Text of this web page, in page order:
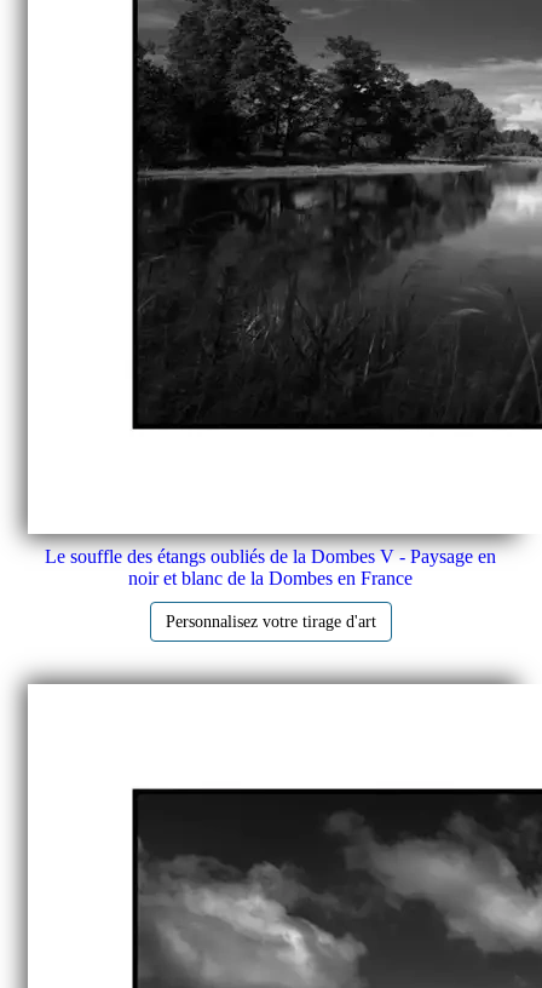
Le souffle des étangs oubliés de la Dombes V - Paysage en
noir et blanc de la Dombes en France
Personnalisez votre tirage d'art